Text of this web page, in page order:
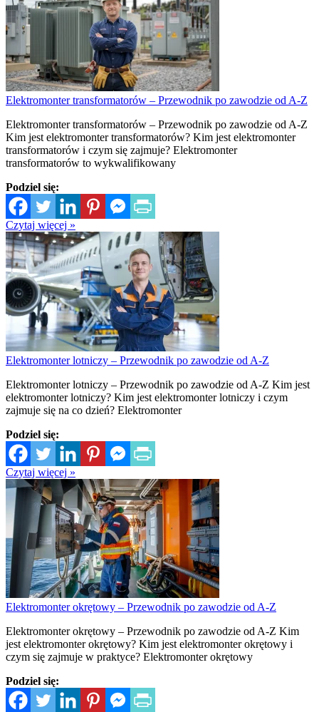
Elektromonter transformatorów – Przewodnik po zawodzie od A-Z
Elektromonter transformatorów – Przewodnik po zawodzie od A-Z
Kim jest elektromonter transformatorów? Kim jest elektromonter
transformatorów i czym się zajmuje? Elektromonter
transformatorów to wykwalifikowany
Podziel się:
Czytaj więcej »
Elektromonter lotniczy – Przewodnik po zawodzie od A-Z
Elektromonter lotniczy – Przewodnik po zawodzie od A-Z Kim jest
elektromonter lotniczy? Kim jest elektromonter lotniczy i czym
zajmuje się na co dzień? Elektromonter
Podziel się:
Czytaj więcej »
Elektromonter okrętowy – Przewodnik po zawodzie od A-Z
Elektromonter okrętowy – Przewodnik po zawodzie od A-Z Kim
jest elektromonter okrętowy? Kim jest elektromonter okrętowy i
czym się zajmuje w praktyce? Elektromonter okrętowy
Podziel się: